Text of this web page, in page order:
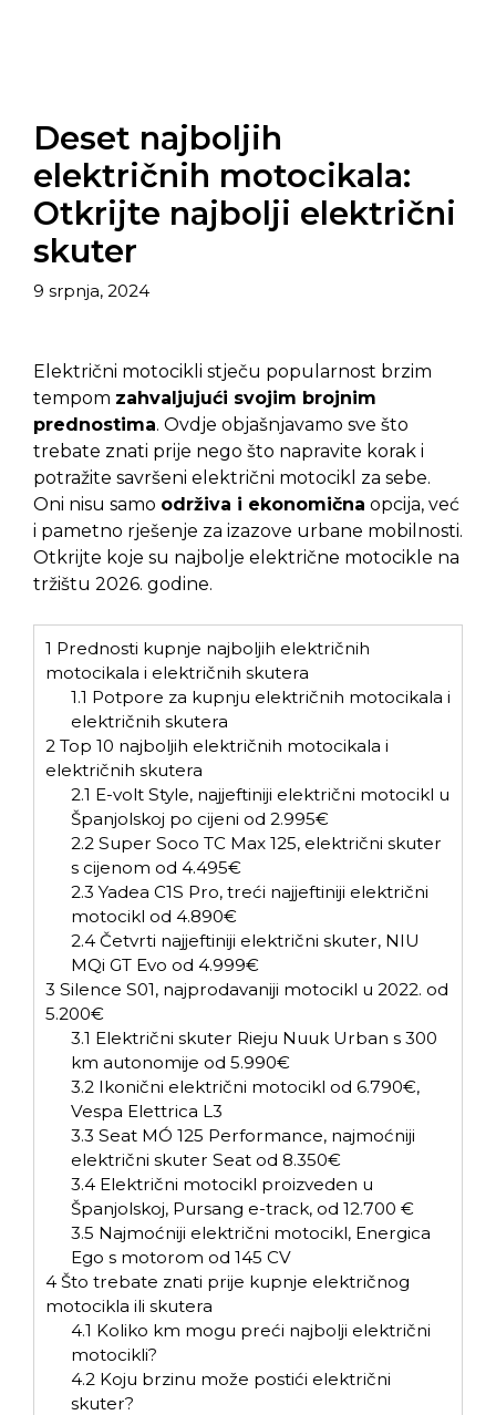
Deset najboljih
električnih motocikala:
Otkrijte najbolji električni
skuter
9 srpnja, 2024
Električni motocikli stječu popularnost brzim
tempom zahvaljujući svojim brojnim
prednostima. Ovdje objašnjavamo sve što
trebate znati prije nego što napravite korak i
potražite savršeni električni motocikl za sebe.
Oni nisu samo održiva i ekonomična opcija, već
i pametno rješenje za izazove urbane mobilnosti.
Otkrijte koje su najbolje električne motocikle na
tržištu 2026. godine.
1 Prednosti kupnje najboljih električnih
motocikala i električnih skutera
1.1 Potpore za kupnju električnih motocikala i
električnih skutera
2 Top 10 najboljih električnih motocikala i
električnih skutera
2.1 E-volt Style, najjeftiniji električni motocikl u
Španjolskoj po cijeni od 2.995€
2.2Super Soco TC Max 125, električni skuter
s cijenom od 4.495€
2.3 Yadea C1S Pro, treći najjeftiniji električni
motocikl od 4.890€
2.4Četvrti najjeftiniji električni skuter, NIU
MQi GT Evo od 4.999€
3 Silence S01, najprodavaniji motocikl u 2022. od
5.200€
3.1 Električni skuter Rieju Nuuk Urban s 300
km autonomije od 5.990€
3.2Ikonični električni motocikl od 6.790€,
Vespa Elettrica L3
3.3 Seat MÓ 125 Performance, najmoćniji
električni skuter Seat od 8.350€
3.4Električni motocikl proizveden u
Španjolskoj, Pursang e-track, od 12.700 €
3.5 Najmoćniji električni motocikl, Energica
Ego s motorom od 145 CV
4 Što trebate znati prije kupnje električnog
motocikla ili skutera
4.1 Koliko km mogu preći najbolji električni
motocikli?
4.2Koju brzinu može postići električni
skuter?